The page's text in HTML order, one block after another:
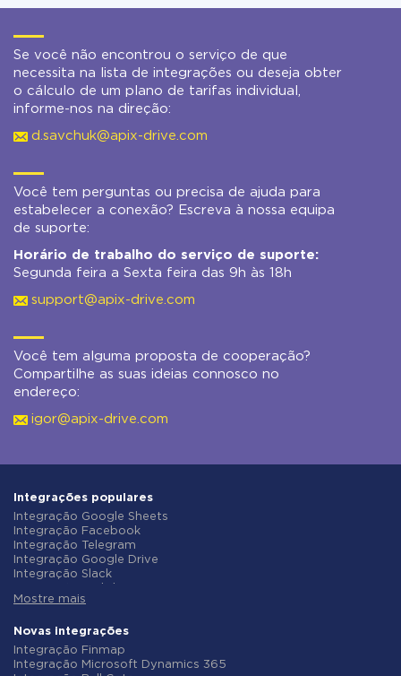
Se você não encontrou o serviço de que
necessita na lista de integrações ou deseja obter
o cálculo de um plano de tarifas individual,
informe-nos na direção:
d.savchuk@apix-drive.com
Você tem perguntas ou precisa de ajuda para
estabelecer a conexão? Escreva à nossa equipa
de suporte:
Horário de trabalho do serviço de suporte:
Segunda feira a Sexta feira das 9h às 18h
support@apix-drive.com
Você tem alguma proposta de cooperação?
Compartilhe as suas ideias connosco no
endereço:
igor@apix-drive.com
Integrações populares
Integração Google Sheets
Integração Facebook
Integração Telegram
Integração Google Drive
Integração Slack
Integração Gmail
Integração ClickUp
Integração Airtable
Integração Google Contacts
Mostre mais
Novas integrações
Integração Finmap
Integração Microsoft Dynamics 365